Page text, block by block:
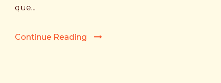
que...
Continue Reading